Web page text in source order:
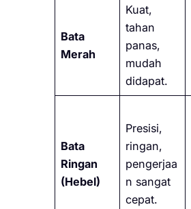
Bata
Merah
Kuat,
tahan
panas,
mudah
didapat.
Bata
Ringan
(Hebel)
Presisi,
ringan,
pengerjaa
n sangat
cepat.